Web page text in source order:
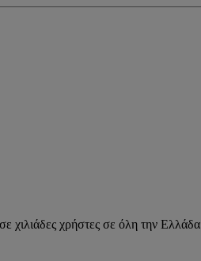
χρήστες σε όλη την Ελλάδα